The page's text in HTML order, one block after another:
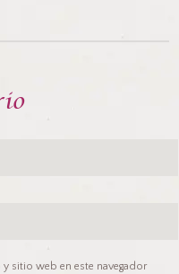
sitio web en este navegador